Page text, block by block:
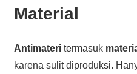
Material
Antimateritermasuk
karena sulit diproduksi.